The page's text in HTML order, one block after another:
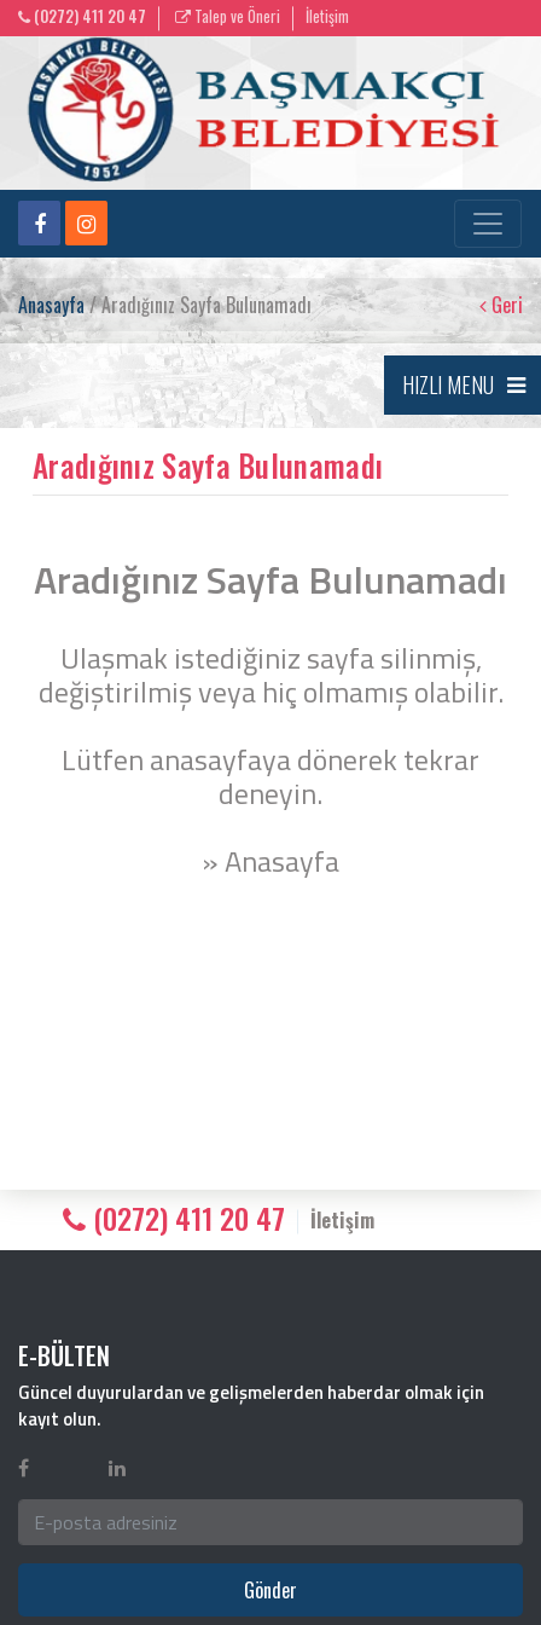
(0272) 411 20 47 Talep ve Öneri İletişim
Anasayfa/ Aradığınız Sayfa Bulunamadı Geri
HIZLI MENU
Aradığınız Sayfa Bulunamadı
Aradığınız Sayfa Bulunamadı
Ulaşmak istediğiniz sayfa silinmiş,
değiştirilmiş veya hiç olmamış olabilir.
Lütfen anasayfaya dönerek tekrar
deneyin.
» Anasayfa
(0272) 411 20 47 İletişim
E-BÜLTEN
Güncel duyurulardan ve gelişmelerden haberdar olmak için
kayıt olun.
Gönder